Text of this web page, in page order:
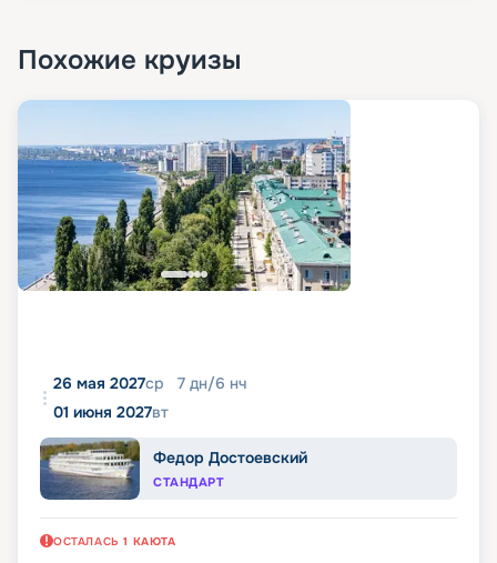
Похожие круизы
26 мая 2027ср 7 дн/6 нч
01 июня 2027вт
Федор Достоевский
СТАНДАРТ
ОСТАЛАСЬ 1 КАЮТА